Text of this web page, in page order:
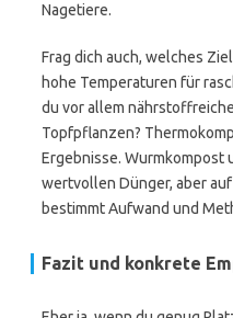
Nagetiere.
Frag dich auch, welches
hohe Temperaturen für
du vor allem
Topfpflanzen?
Ergebnisse. Wurmkompost
wertvollen Dünger, aber
bestimmt Aufwand und
Fazit und konkrete